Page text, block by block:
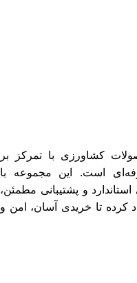
کشاورزی با تمرکز بر
است. این مجموعه با
و پشتیبانی مطمئن،
کرده تا خریدی آسان، امن و